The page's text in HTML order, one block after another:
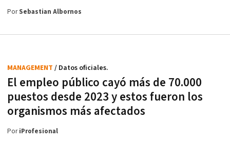
PorSebastian Albornos
El empleo público cayó más de 70.000
puestos desde 2023 y estos fueron los
organismos más afectados
MANAGEMENT / Datos oficiales.
PoriProfesional